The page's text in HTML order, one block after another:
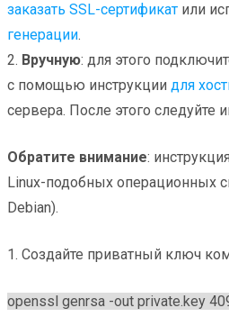
заказать SSL-сертификат или
генерации.
2. Вручную: для этого
с помощью инструкции для
сервера. После этого следуйте
Обратите внимание:
Linux-подобных операционных
Debian).
1. Создайте приватный ключ
openssl genrsa -out private.key